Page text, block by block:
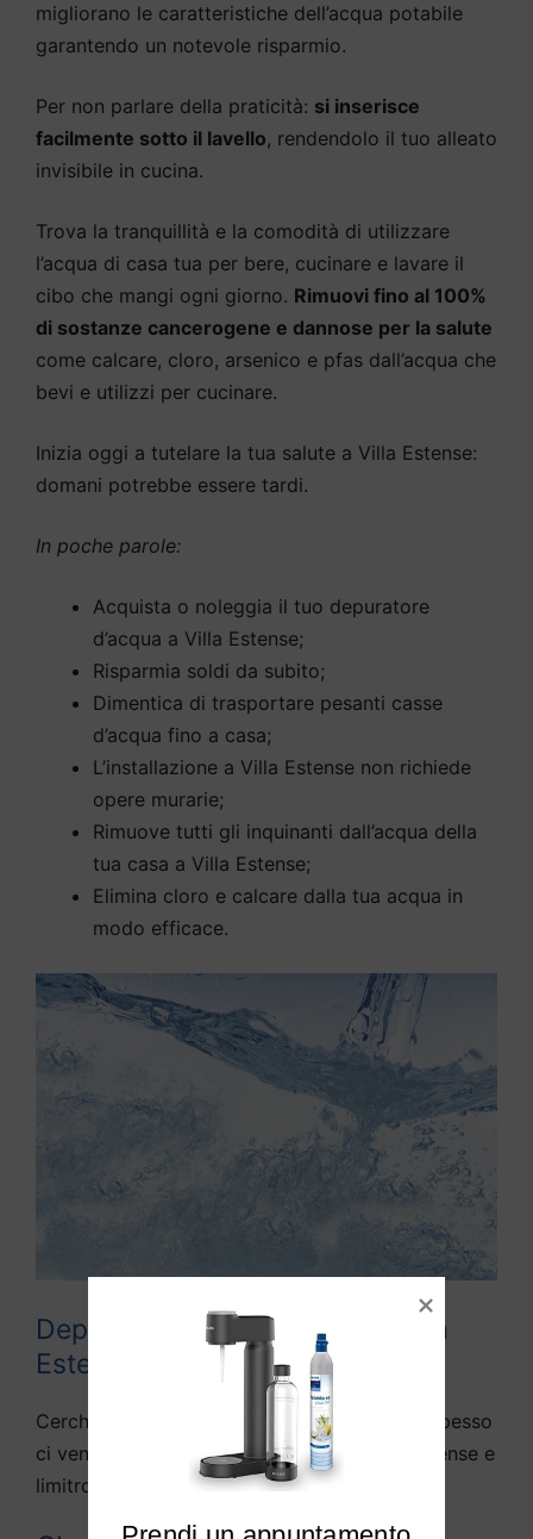
migliorano le caratteristiche dell’acqua potabile
garantendo un notevole risparmio.
Per non parlare della praticità: si inserisce
facilmente sotto il lavello, rendendolo il tuo alleato
invisibile in cucina.
Trova la tranquillità e la comodità di utilizzare
l’acqua di casa tua per bere, cucinare e lavare il
cibo che mangi ogni giorno. Rimuovi fino al 100%
di sostanze cancerogene e dannose per la salute
come calcare, cloro, arsenico e pfas dall’acqua che
bevi e utilizzi per cucinare.
Inizia oggi a tutelare la tua salute a Villa Estense:
domani potrebbe essere tardi.
In poche parole:
Acquista o noleggia il tuo depuratore
d’acqua a Villa Estense;
Risparmia soldi da subito;
Dimentica di trasportare pesanti casse
d’acqua fino a casa;
L’installazione a Villa Estense non richiede
opere murarie;
Rimuove tutti gli inquinanti dall’acqua della
tua casa a Villa Estense;
Elimina cloro e calcare dalla tua acqua in
modo efficace.
Depuratori acqua domestici Villa
Estense
Cerchiamo di rispondere alle domande che spesso
ci vengono fatte da diversi utenti di Villa Estense e
limitrofi: